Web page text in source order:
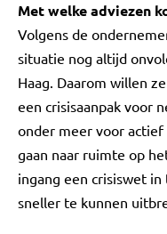
Met welke adviezen
Volgens de
situatie nog altijd
Haag. Daarom willen
een crisisaanpak voor
onder meer voor
gaan naar ruimte op
ingang een crisiswet
sneller te kunnen